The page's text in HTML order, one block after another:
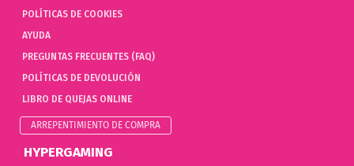
POLÍTICAS DE COOKIES
AYUDA
PREGUNTAS FRECUENTES (FAQ)
POLÍTICAS DE DEVOLUCIÓN
LIBRO DE QUEJAS ONLINE
ARREPENTIMIENTO DE COMPRA
HYPERGAMING